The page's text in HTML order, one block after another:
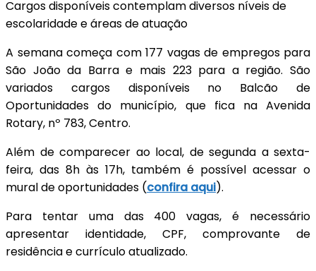
Cargos disponíveis contemplam diversos níveis de
escolaridade e áreas de atuação
A semana começa com 177 vagas de empregos para
São João da Barra e mais 223 para a região. São
variados cargos disponíveis no Balcão de
Oportunidades do município, que fica na Avenida
Rotary, nº 783, Centro.
Além de comparecer ao local, de segunda a sexta-
feira, das 8h às 17h, também é possível acessar o
mural de oportunidades (confira aqui).
Para tentar uma das 400 vagas,
é necessário
apresentar identidade, CPF, comprovante de
residência e currículo atualizado.